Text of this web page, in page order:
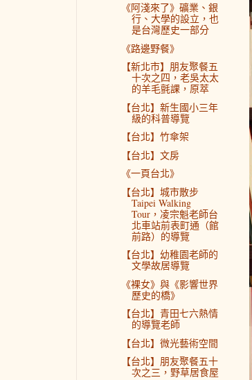
《阿淺來了》礦業、銀
行、大學的設立，也
是台灣歷史一部分
《路邊野餐》
【新北市】朋友聚餐五
十次之四，老吳太太
的羊毛氈課，原萃
【台北】新生國小三年
級的科普導覽
【台北】竹傘架
【台北】文房
《一頁台北》
【台北】城市散步
Taipei Walking
Tour，凌宗魁老師台
北車站前表町通（館
前路）的導覽
【台北】幼稚園老師的
文學故居導覽
《裸女》與《影響世界
歷史的橋》
【台北】青田七六熱情
的導覽老師
【台北】微光藝術空間
【台北】朋友聚餐五十
次之三，野草居食屋